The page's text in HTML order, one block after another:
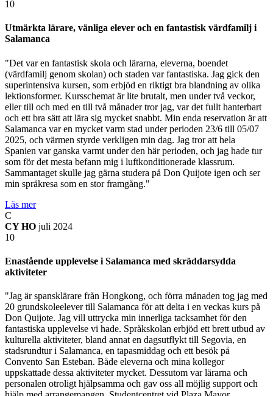
10
Utmärkta lärare, vänliga elever och en fantastisk värdfamilj i
Salamanca
"Det var en fantastisk skola och lärarna, eleverna, boendet
(värdfamilj genom skolan) och staden var fantastiska. Jag gick den
superintensiva kursen, som erbjöd en riktigt bra blandning av olika
lektionsformer. Kursschemat är lite brutalt, men under två veckor,
eller till och med en till två månader tror jag, var det fullt hanterbart
och ett bra sätt att lära sig mycket snabbt. Min enda reservation är att
Salamanca var en mycket varm stad under perioden 23/6 till 05/07
2025, och värmen styrde verkligen min dag. Jag tror att hela
Spanien var ganska varmt under den här perioden, och jag hade tur
som för det mesta befann mig i luftkonditionerade klassrum.
Sammantaget skulle jag gärna studera på Don Quijote igen och ser
min språkresa som en stor framgång."
Läs mer
C
CY HO juli 2024
10
Enastående upplevelse i Salamanca med skräddarsydda
aktiviteter
"Jag är spansklärare från Hongkong, och förra månaden tog jag med
20 grundskoleelever till Salamanca för att delta i en veckas kurs på
Don Quijote. Jag vill uttrycka min innerliga tacksamhet för den
fantastiska upplevelse vi hade. Språkskolan erbjöd ett brett utbud av
kulturella aktiviteter, bland annat en dagsutflykt till Segovia, en
stadsrundtur i Salamanca, en tapasmiddag och ett besök på
Convento San Esteban. Både eleverna och mina kollegor
uppskattade dessa aktiviteter mycket. Dessutom var lärarna och
personalen otroligt hjälpsamma och gav oss all möjlig support och